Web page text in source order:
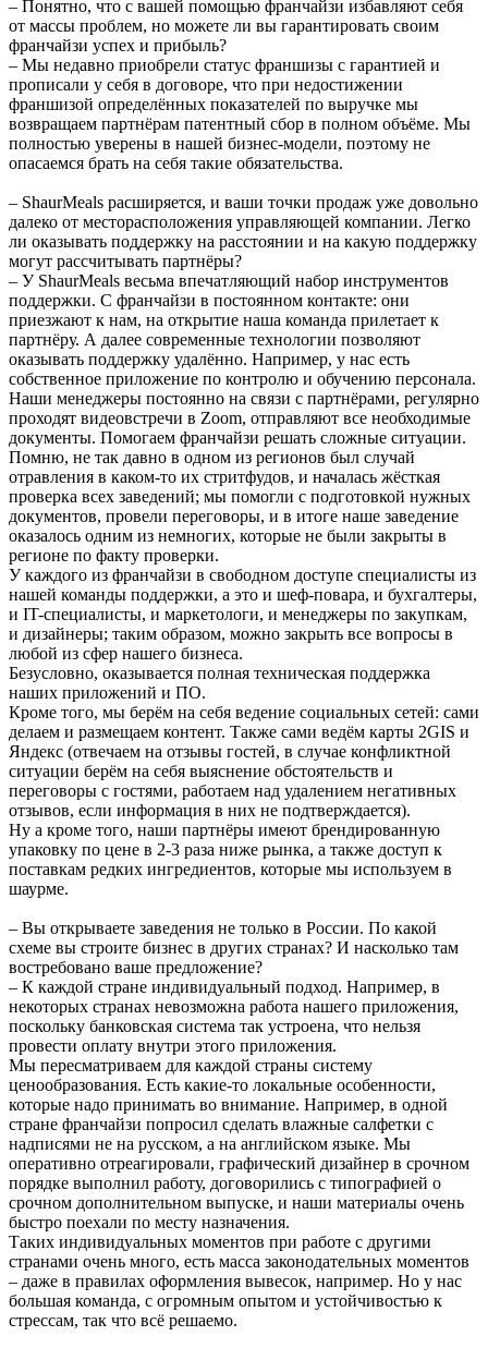
– Понятно, что с вашей помощью франчайзи избавляют себя
от массы проблем, но можете ли вы гарантировать своим
франчайзи успех и прибыль?
– Мы недавно приобрели статус франшизы с гарантией и
прописали у себя в договоре, что при недостижении
франшизой определённых показателей по выручке мы
возвращаем партнёрам патентный сбор в полном объёме. Мы
полностью уверены в нашей бизнес-модели, поэтому не
опасаемся брать на себя такие обязательства.
– ShaurMeals расширяется, и ваши точки продаж уже довольно
далеко от месторасположения управляющей компании. Легко
ли оказывать поддержку на расстоянии и на какую поддержку
могут рассчитывать партнёры?
– У ShaurMeals весьма впечатляющий набор инструментов
поддержки. С франчайзи в постоянном контакте: они
приезжают к нам, на открытие наша команда прилетает к
партнёру. А далее современные технологии позволяют
оказывать поддержку удалённо. Например, у нас есть
собственное приложение по контролю и обучению персонала.
Наши менеджеры постоянно на связи с партнёрами, регулярно
проходят видеовстречи в Zoom, отправляют все необходимые
документы. Помогаем франчайзи решать сложные ситуации.
Помню, не так давно в одном из регионов был случай
отравления в каком-то их стритфудов, и началась жёсткая
проверка всех заведений; мы помогли с подготовкой нужных
документов, провели переговоры, и в итоге наше заведение
оказалось одним из немногих, которые не были закрыты в
регионе по факту проверки.
У каждого из франчайзи в свободном доступе специалисты из
нашей команды поддержки, а это и шеф-повара, и бухгалтеры,
и IT-специалисты, и маркетологи, и менеджеры по закупкам,
и дизайнеры; таким образом, можно закрыть все вопросы в
любой из сфер нашего бизнеса.
Безусловно, оказывается полная техническая поддержка
наших приложений и ПО.
Кроме того, мы берём на себя ведение социальных сетей: сами
делаем и размещаем контент. Также сами ведём карты 2GIS и
Яндекс (отвечаем на отзывы гостей, в случае конфликтной
ситуации берём на себя выяснение обстоятельств и
переговоры с гостями, работаем над удалением негативных
отзывов, если информация в них не подтверждается).
Ну а кроме того, наши партнёры имеют брендированную
упаковку по цене в 2-3 раза ниже рынка, а также доступ к
поставкам редких ингредиентов, которые мы используем в
шаурме.
– Вы открываете заведения не только в России. По какой
схеме вы строите бизнес в других странах? И насколько там
востребовано ваше предложение?
– К каждой стране индивидуальный подход. Например, в
некоторых странах невозможна работа нашего приложения,
поскольку банковская система так устроена, что нельзя
провести оплату внутри этого приложения.
Мы пересматриваем для каждой страны систему
ценообразования. Есть какие-то локальные особенности,
которые надо принимать во внимание. Например, в одной
стране франчайзи попросил сделать влажные салфетки с
надписями не на русском, а на английском языке. Мы
оперативно отреагировали, графический дизайнер в срочном
порядке выполнил работу, договорились с типографией о
срочном дополнительном выпуске, и наши материалы очень
быстро поехали по месту назначения.
Таких индивидуальных моментов при работе с другими
странами очень много, есть масса законодательных моментов
– даже в правилах оформления вывесок, например. Но у нас
большая команда, с огромным опытом и устойчивостью к
стрессам, так что всё решаемо.